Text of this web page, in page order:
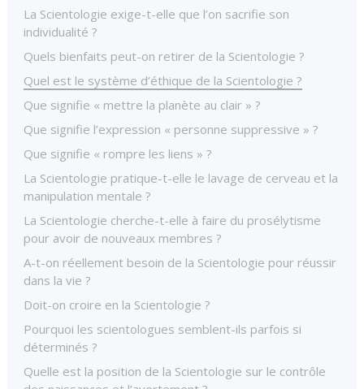
La Scientologie exige-t-elle que l’on sacrifie son
individualité ?
Quels bienfaits peut-on retirer de la Scientologie ?
Quel est le système d’éthique de la Scientologie ?
Que signifie « mettre la planète au clair » ?
Que signifie l’expression « personne suppressive » ?
Que signifie « rompre les liens » ?
La Scientologie pratique-t-elle le lavage de cerveau et la
manipulation mentale ?
La Scientologie cherche-t-elle à faire du prosélytisme
pour avoir de nouveaux membres ?
A-t-on réellement besoin de la Scientologie pour réussir
dans la vie ?
Doit-on croire en la Scientologie ?
Pourquoi les scientologues semblent-ils parfois si
déterminés ?
Quelle est la position de la Scientologie sur le contrôle